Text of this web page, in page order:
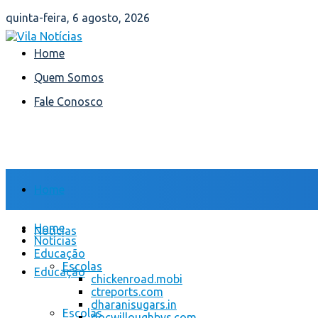
quinta-feira, 6 agosto, 2026
Home
Quem Somos
Fale Conosco
Home
Notícias
Educação
Escolas
Home
Notícias
Educação
Escolas
chickenroad.mobi
ctreports.com
dharanisugars.in